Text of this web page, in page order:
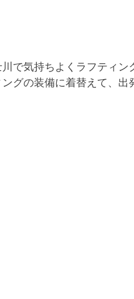
で気持ちよくラフティン
グの装備に着替えて、